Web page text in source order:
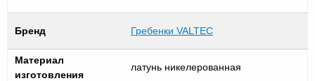
Бренд Гребенки VALTEC
Материал
изготовления
латунь никелерованная